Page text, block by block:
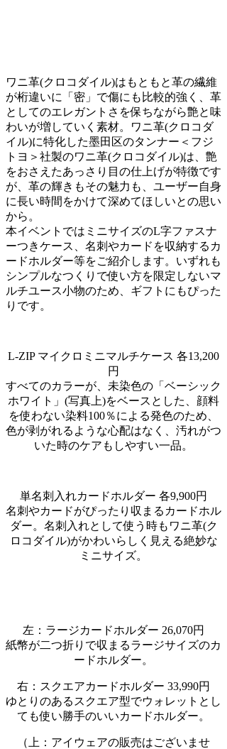
ワニ革(クロコダイル)はもともと革の繊維
が桁違いに「密」で傷にも比較的強く、革
としてのエレガントさを保ちながら艶と味
わいが増していく素材。ワニ革(クロコダ
イル)に特化した墨田区のタンナー＜フジ
トヨ＞社製のワニ革(クロコダイル)は、艶
をおさえたあっさり目の仕上げが特徴です
が、革の輝きもその魅力も、ユーザー自身
に長い時間をかけて深めてほしいとの思い
から。
本イベントではミニサイズのL字ファスナ
ーつきケース、名刺やカードを収納するカ
ードホルダー等をご紹介します。いずれも
シンプルなつくりで使い方を限定しないマ
ルチユース小物のため、ギフトにもぴった
りです。
L-ZIP マイクロミニマルチケース 各13,200
円
すべてのカラーが、未染色の「ベーシック
ホワイト」(写真上)をベースとした、顔料
を使わない染料100％による発色のため、
色が剥がれるような心配はなく、汚れがつ
いた時のケアもしやすい一品。
単名刺入れカードホルダー 各9,900円
名刺やカードがぴったり収まるカードホル
ダー。名刺入れとして使う時もワニ革(ク
ロコダイル)がかわいらしく見える絶妙な
ミニサイズ。
左：ラージカードホルダー 26,070円
紙幣が二つ折りで収まるラージサイズのカ
ードホルダー。
右：スクエアカードホルダー 33,990円
ゆとりのあるスクエア型でウォレットとし
ても使い勝手のいいカードホルダー。
（上：アイウェアの販売はございませ